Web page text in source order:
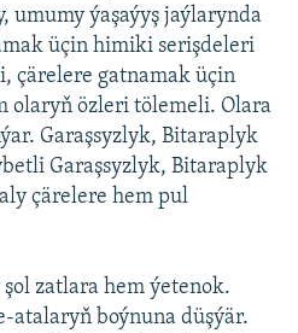
umumy ýaşaýyş jaýlarynda
üçin himiki serişdeleri
çärelere gatnamak üçin
olaryň özleri tölemeli. Olara
Garaşsyzlyk, Bitaraplyk
Garaşsyzlyk, Bitaraplyk
çärelere hem pul
zatlara hem ýetenok.
atalaryň boýnuna düşýär.